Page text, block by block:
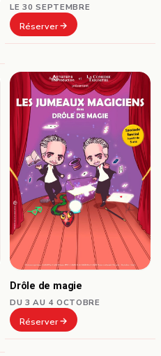
LE 30 SEPTEMBRE
Réserver
Drôle de magie
DU 3 AU 4 OCTOBRE
Réserver